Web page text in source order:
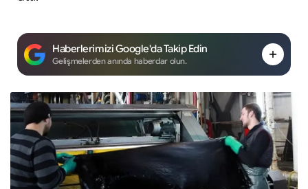
Haberlerimizi Google'da Takip Edin
Gelişmelerden anında haberdar olun.